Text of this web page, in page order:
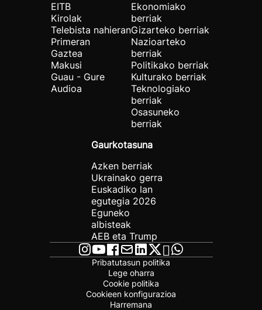
EITB
Kirolak
Telebista nahieran
Primeran
Gaztea
Makusi
Guau - Gure
Audioa
Ekonomiako
berriak
Gizarteko berriak
Nazioarteko
berriak
Politikako berriak
Kulturako berriak
Teknologiako
berriak
Osasuneko
berriak
Gaurkotasuna
Azken berriak
Ukrainako gerra
Euskadiko lan
egutegia 2026
Eguneko
albisteak
AEB eta Trump
Pribatutasun politika
Lege oharra
Cookie politika
Cookieen konfigurazioa
Harremana